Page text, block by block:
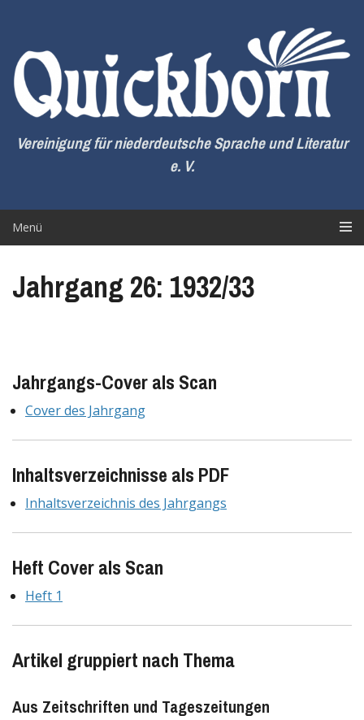
springen
Vereinigung für niederdeutsche Sprache und Literatur
e. V.
Menü
Jahrgang 26: 1932/33
Jahrgangs-Cover als Scan
Cover des Jahrgang
Inhaltsverzeichnisse als PDF
Inhaltsverzeichnis des Jahrgangs
Heft Cover als Scan
Heft 1
Artikel gruppiert nach Thema
Aus Zeitschriften und Tageszeitungen